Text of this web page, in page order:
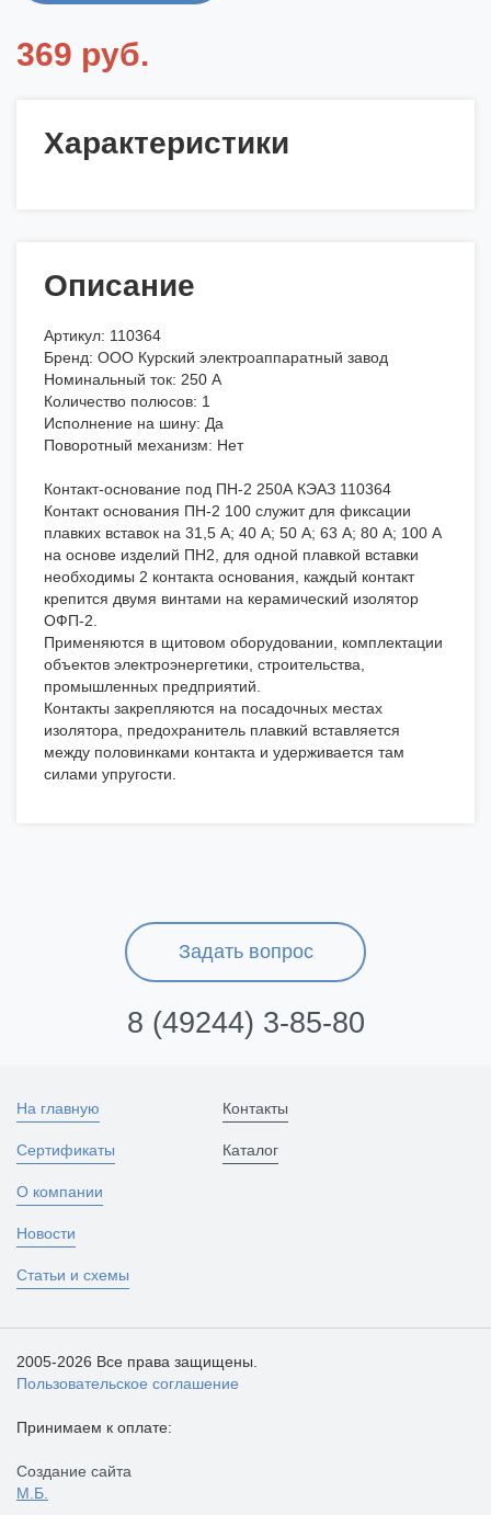
369 руб.
Характеристики
Описание
Артикул: 110364
Бренд: ООО Курский электроаппаратный завод
Номинальный ток: 250 А
Количество полюсов: 1
Исполнение на шину: Да
Поворотный механизм: Нет
Контакт-основание под ПН-2 250А КЭАЗ 110364
Контакт основания ПН-2 100 служит для фиксации
плавких вставок на 31,5 А; 40 А; 50 А; 63 А; 80 А; 100 А
на основе изделий ПН2, для одной плавкой вставки
необходимы 2 контакта основания, каждый контакт
крепится двумя винтами на керамический изолятор
ОФП-2.
Применяются в щитовом оборудовании, комплектации
объектов электроэнергетики, строительства,
промышленных предприятий.
Контакты закрепляются на посадочных местах
изолятора, предохранитель плавкий вставляется
между половинками контакта и удерживается там
силами упругости.
Задать вопрос
8 (49244) 3-85-80
На главную
Сертификаты
О компании
Новости
Статьи и схемы
Контакты
Каталог
2005-2026 Все права защищены.
Пользовательское соглашение
Принимаем к оплате:
Создание сайта
М.Б.